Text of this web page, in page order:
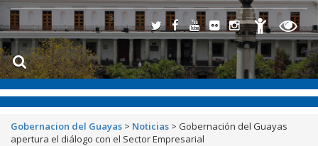
Gobernacion del Guayas > Noticias > Gobernación del Guayas
apertura el diálogo con el Sector Empresarial